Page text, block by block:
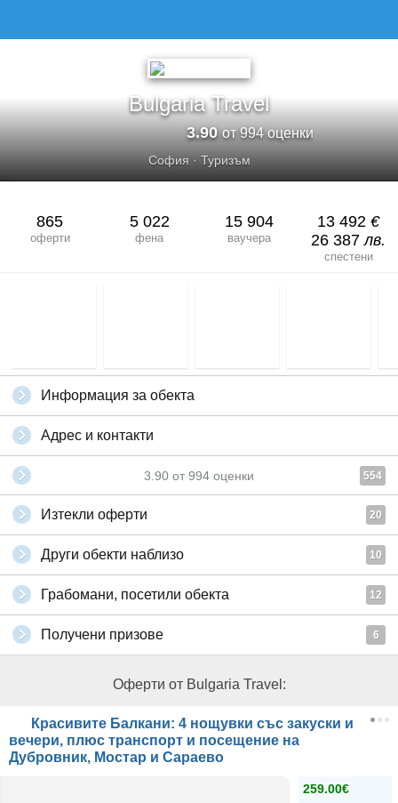
Bulgaria Travel
3.90от 994 оценки
София· Туризъм
865
оферти
5 022
фена
15 904
ваучера
13 492 €
26 387лв.
спестени
Информация за обекта
Адрес и контакти
3.90 от 994 оценки 554
Изтекли оферти 20
Други обекти наблизо 10
Грабомани, посетили обекта 12
Получени призове 6
Оферти от Bulgaria Travel:
Красивите Балкани: 4 нощувки със закуски и
вечери, плюс транспорт и посещение на
Дубровник, Мостар и Сараево
259.00€